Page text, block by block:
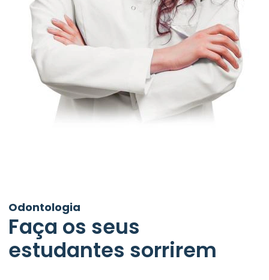
Odontologia
Faça os seus
estudantes sorrirem